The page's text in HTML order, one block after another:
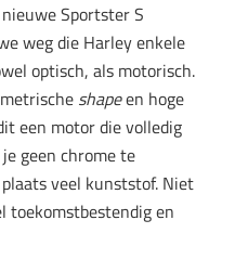
Sportster S
weg die Harley enkele
optisch, als motorisch.
shapeen hoge
een motor die volledig
geen chrome te
veel kunststof. Niet
toekomstbestendig en